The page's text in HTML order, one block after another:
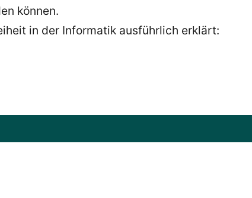
können.
in der Informatik ausführlich erklärt: